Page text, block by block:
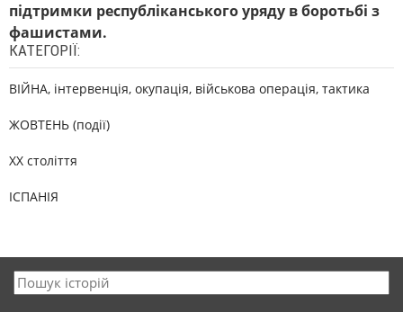
підтримки республіканського уряду в боротьбі з
фашистами.
КАТЕГОРІЇ:
ВІЙНА, інтервенція, окупація, військова операція, тактика
ЖОВТЕНЬ (події)
XX століття
ІСПАНІЯ